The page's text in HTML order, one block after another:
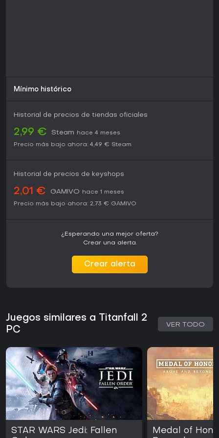
Mínimo histórico
Historial de precios de tiendas oficiales
2,99 € Steam
hace 4 meses
Precio más bajo ahora: 4,49 € Steam
Historial de precios de keyshops
2,01 € GAMIVO
hace 1 meses
Precio más bajo ahora: 2,73 € GAMIVO
¿Esperando una mejor oferta?
Crear una alerta.
Crear alerta
Juegos similares a Titanfall 2
PC
VER TODO
STAR WARS Jedi: Fallen
Medal of